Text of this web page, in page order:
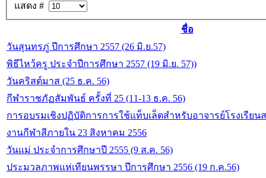
แสดง #
ชื่อ
วันสุนทรภู่ ปีการศึกษา 2557 (26 มิ.ย.57)
พิธีไหว้ครู ประจำปีการศึกษา 2557 (19 มิ.ย. 57))
วันคริสต์มาส (25 ธ.ค. 56)
กีฬาราชภัฏสัมพันธ์ ครั้งที่ 25 (11-13 ธ.ค. 56)
การอบรมเชิงปฏิบัติการการใช้แท็บเล็ตสำหรับอาจารย์โรงเรียนส
งานกีฬาสีภายใน 23 สิงหาคม 2556
วันแม่ ประจำการศึกษาปี 2555 (9 ส.ค. 56)
ประมวลภาพแห่เทียนพรรษา ปีการศึกษา 2556 (19 ก.ค.56)